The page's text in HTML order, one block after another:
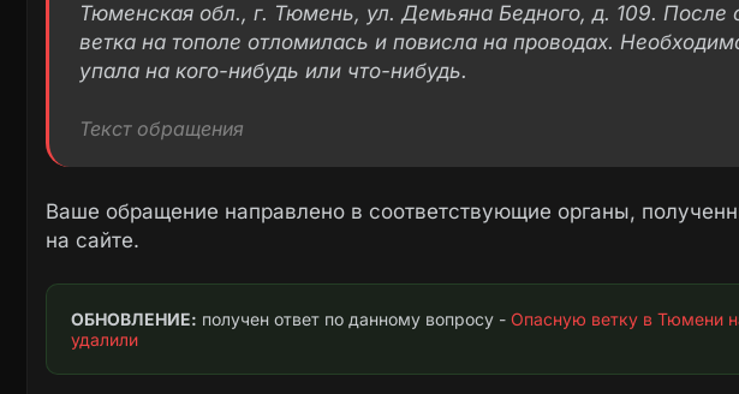
Тюменская обл., г. Тюмень, ул. Демьяна Бедного, д. 109. После
ветка на тополе отломилась и повисла на проводах.
упала на кого-нибудь или что-нибудь.
Текст обращения
Ваше обращение направлено в соответствующие органы,
на сайте.
ОБНОВЛЕНИЕ: получен ответ по данному вопросу - Опасную ветку в Тюмени
удалили